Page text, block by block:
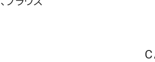
・カットソーTシャツ・カットソー